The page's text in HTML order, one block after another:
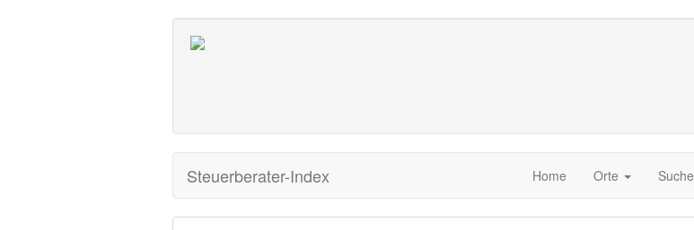
Steuerberater-Index Home Orte Suche